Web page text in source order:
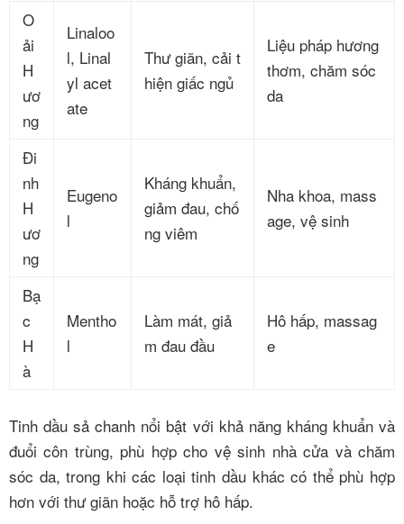
O
ải
H
ươ
ng
Linaloo
l, Linal
yl acet
ate
Thư giãn, cải t
hiện giấc ngủ
Liệu pháp hương
thơm, chăm sóc
da
Đi
nh
H
ươ
ng
Eugeno
l
Kháng khuẩn,
giảm đau, chố
ng viêm
Nha khoa, mass
age, vệ sinh
Bạ
c
H
à
Mentho
l
Làm mát, giả
m đau đầu
Hô hấp, massag
e
Tinh dầu sả chanh nổi bật với khả năng kháng khuẩn và
đuổi côn trùng, phù hợp cho vệ sinh nhà cửa và chăm
sóc da, trong khi các loại tinh dầu khác có thể phù hợp
hơn với thư giãn hoặc hỗ trợ hô hấp.